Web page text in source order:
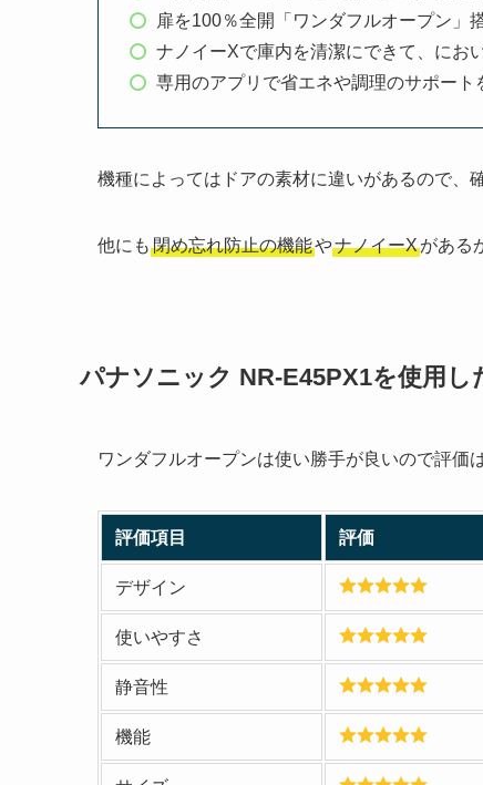
扉を100％全開「ワンダフルオープン」
ナノイーXで庫内を清潔にできて、にお
専用のアプリで省エネや調理のサポート
機種によってはドアの素材に違いがあるので、
他にも 閉め忘れ防止の機能やナノイーXがある
パナソニック NR-E45PX1を使用し
ワンダフルオープンは使い勝手が良いので評価
評価項目 評価
デザイン
使いやすさ
静音性
機能